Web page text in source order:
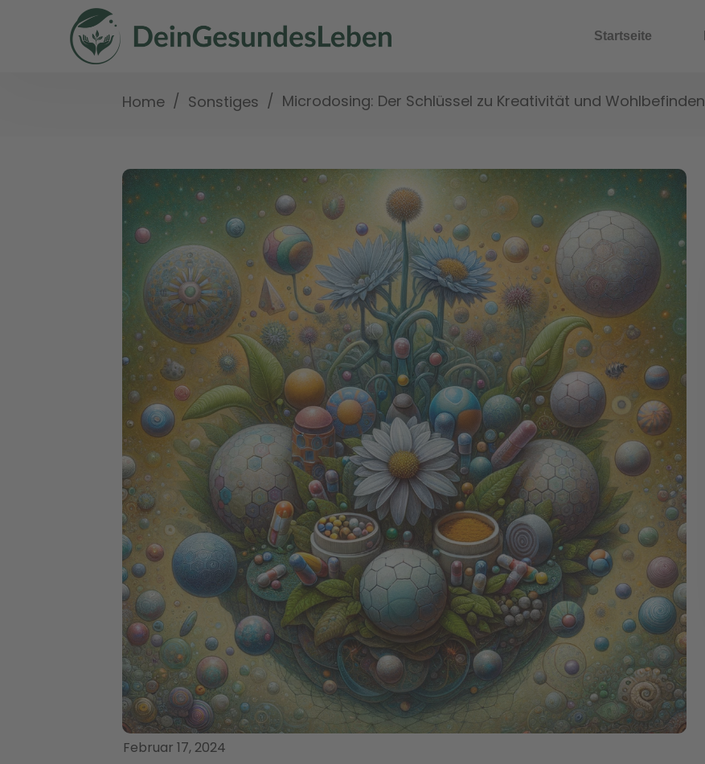
Startseite
Home / Sonstiges / Microdosing: Der Schlüssel zu Kreativität und Wohlbefinden
Februar 17, 2024